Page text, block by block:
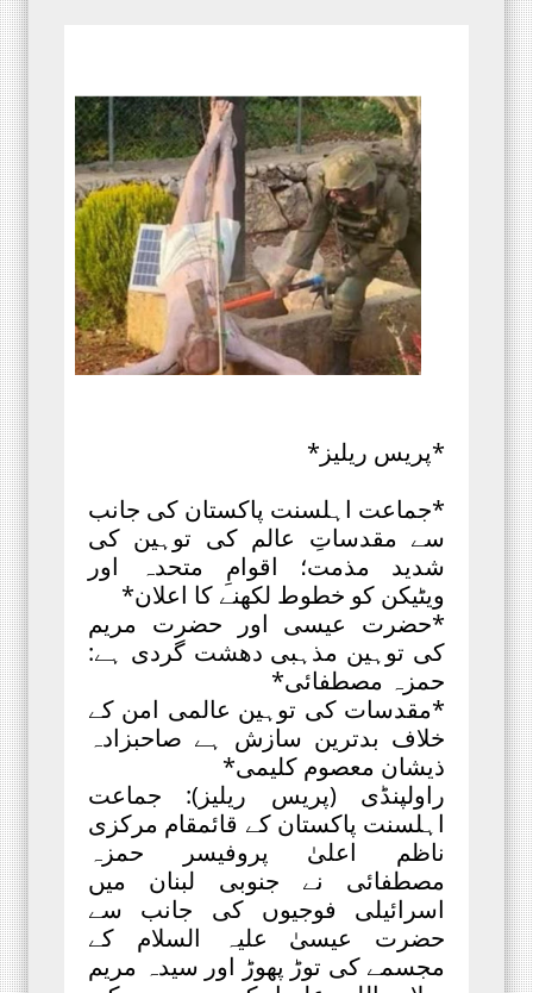
*پریس ریلیز*
*جماعت اہلسنت پاکستان کی جانب
سے مقدساتِ عالم کی توہین کی
شدید مذمت؛ اقوامِ متحدہ اور
ویٹیکن کو خطوط لکھنے کا اعلان*
*حضرت عیسی اور حضرت مریم
کی توہین مذہبی دھشت گردی ہے:
حمزہ مصطفائی*
*مقدسات کی توہین عالمی امن کے
خلاف بدترین سازش ہے صاحبزادہ
ذیشان معصوم کلیمی*
راولپنڈی (پریس ریلیز): جماعت
اہلسنت پاکستان کے قائمقام مرکزی
ناظم اعلیٰ پروفیسر حمزہ
مصطفائی نے جنوبی لبنان میں
اسرائیلی فوجیوں کی جانب سے
حضرت عیسیٰ علیہ السلام کے
مجسمے کی توڑ پھوڑ اور سیدہ مریم